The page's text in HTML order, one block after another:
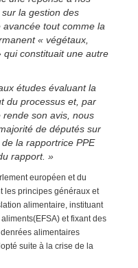
la gestion des
tout comme la
« végétaux,
constituait une autre
études évaluant la
du processus et, par
rende son avis, nous
de députés sur
la rapportrice PPE
rapport. »
européen et du
les principes généraux et
alimentaire, instituant
et fixant des
alimentaires
suite à la crise de la